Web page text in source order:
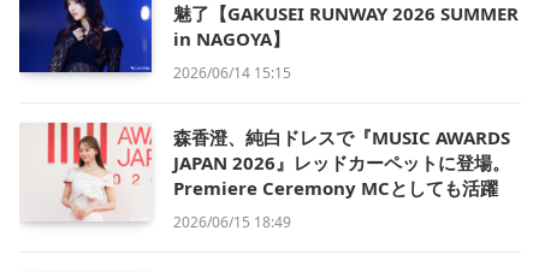
魅了【GAKUSEI RUNWAY 2026 SUMMER
in NAGOYA】
2026/06/14 15:15
森香澄、純白ドレスで『MUSIC AWARDS
JAPAN 2026』レッドカーペットに登場。
Premiere Ceremony MCとしても活躍
2026/06/15 18:49